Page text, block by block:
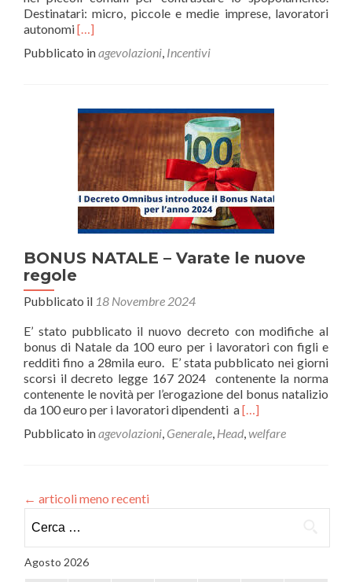
Destinatari: micro, piccole e medie imprese, lavoratori
autonomiLeggi
piùIncentivi
Perduto
per
Nuove
Attività
Economiche
nei
Piccoli
Comuni
della
[…]
Pubblicato inagevolazioni Incentivi
BONUS NATALE – Varate le nuove
regole
Pubblicato il 18 Novembre 2024
E’ stato pubblicato il nuovo decreto con modifiche al
bonus di Natale da 100 euro per i lavoratori con figli e
redditi fino a 28mila euro. E’ stata pubblicato nei giorni
scorsi il decreto legge 167 2024 contenente la norma
contenente le novità per l’erogazione del bonus natalizio
da 100 euro per i lavoratori dipendenti aLeggi
piùBONUS
[…]
Pubblicato inagevolazioni Generale Head welfare
← articoli meno recenti
per:
Agosto 2026